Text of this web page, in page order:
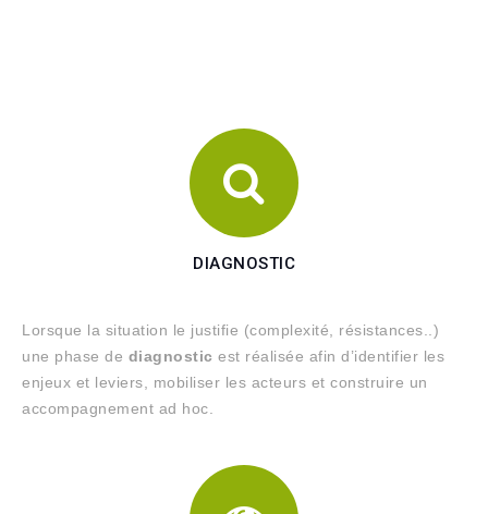
DIAGNOSTIC
Lorsque la situation le justifie (complexité, résistances..)
une phase de diagnostic est réalisée afin d’identifier les
enjeux et leviers, mobiliser les acteurs et construire un
accompagnement ad hoc.